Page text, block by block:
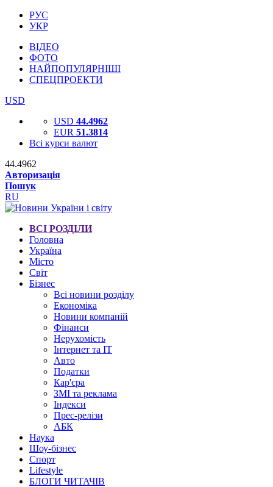
РУС
УКР
ВІДЕО
ФОТО
НАЙПОПУЛЯРНІШІ
СПЕЦПРОЕКТИ
USD
USD 44.4962
EUR 51.3814
Всі курси валют
44.4962
Авторизація
Пошук
RU
ВСІ РОЗДІЛИ
Головна
Україна
Місто
Світ
Бізнес
Всі новини розділу
Економіка
Новини компаній
Фінанси
Нерухомість
Інтернет та IT
Авто
Податки
Кар'єра
ЗМІ та реклама
Індекси
Прес-релізи
АБК
Наука
Шоу-бізнес
Спорт
Lifestyle
БЛОГИ ЧИТАЧІВ